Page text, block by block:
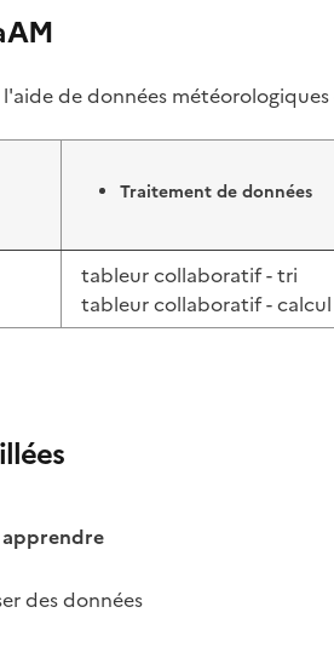
de données
Traitement de données
tableur collaboratif - tri
tableur collaboratif - calcul
apprendre
des données